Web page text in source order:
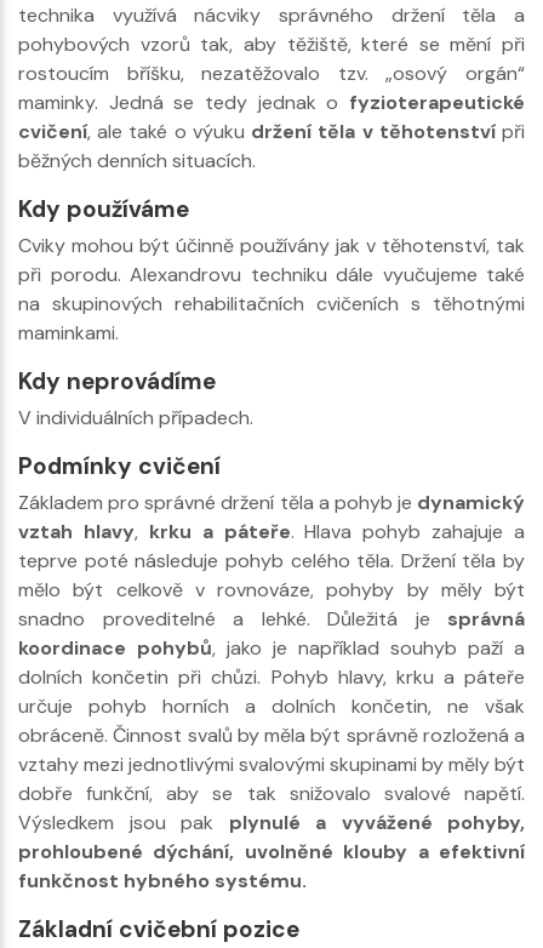
technika využívá nácviky správného držení těla a
pohybových vzorů tak, aby těžiště, které se mění při
rostoucím bříšku, nezatěžovalo tzv. „osový orgán“
maminky. Jedná se tedy jednak o fyzioterapeutické
cvičení, ale také o výuku držení těla v těhotenstvípři
běžných denních situacích.
Kdy používáme
Cviky mohou být účinně používány jak v těhotenství, tak
při porodu. Alexandrovu techniku dále vyučujeme také
na skupinových rehabilitačních cvičeních s těhotnými
maminkami.
Kdy neprovádíme
V individuálních případech.
Podmínky cvičení
Základem pro správné držení těla a pohyb je dynamický
vztah hlavy, krku a páteře. Hlava pohyb zahajuje a
teprve poté následuje pohyb celého těla. Držení těla by
mělo být celkově v rovnováze, pohyby by měly být
snadno proveditelné a lehké. Důležitá je správná
koordinace pohybů, jako je například souhyb paží a
dolních končetin při chůzi. Pohyb hlavy, krku a páteře
určuje pohyb horních a dolních končetin, ne však
obráceně. Činnost svalů by měla být správně rozložená a
vztahy mezi jednotlivými svalovými skupinami by měly být
dobře funkční, aby se tak snižovalo svalové napětí.
Výsledkem jsou pak plynulé a vyvážené pohyby,
prohloubené dýchání, uvolněné klouby a efektivní
funkčnost hybného systému.
Základní cvičební pozice